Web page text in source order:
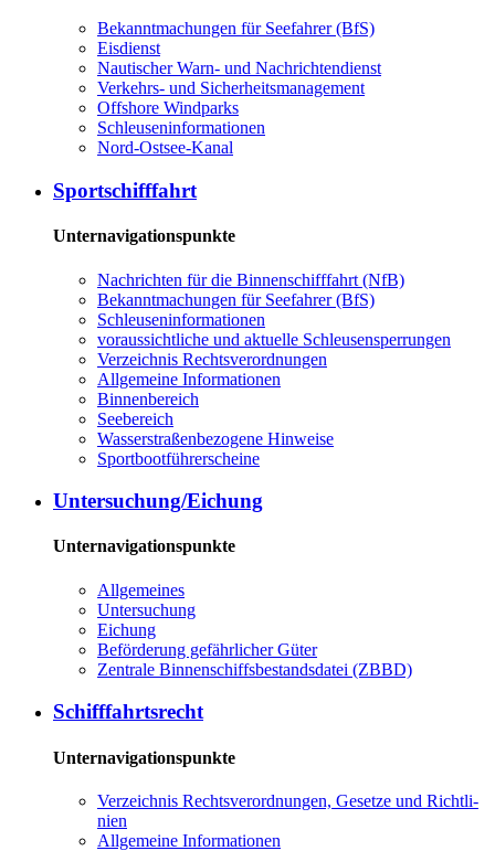
Be­kannt­ma­chun­gen für See­fah­rer (BfS)
Eis­dienst
Nau­ti­scher Warn-​ und Nach­rich­ten­dienst
Ver­kehrs-​ und Si­cher­heits­ma­na­ge­ment
Offs­ho­re Wind­parks
Schleu­sen­in­for­ma­tio­nen
Nord-​Ost­see-​Ka­nal
Sport­schiff­fahrt
Unternavigationspunkte
Nach­rich­ten für die Bin­nen­schiff­fahrt (NfB)
Be­kannt­ma­chun­gen für See­fah­rer (BfS)
Schleu­sen­in­for­ma­tio­nen
voraussichtliche und aktuelle Schleusensperrungen
Ver­zeich­nis Rechts­ver­ord­nun­gen
All­ge­mei­ne In­for­ma­tio­nen
Bin­nen­be­reich
See­be­reich
Was­ser­stra­ßen­be­zo­ge­ne Hin­wei­se
Sport­boot­füh­rer­schei­ne
Un­ter­su­chung/Ei­chung
Unternavigationspunkte
All­ge­mei­nes
Un­ter­su­chung
Ei­chung
Be­för­de­rung ge­fähr­li­cher Gü­ter
Zen­tra­le Bin­nen­schiffs­be­stands­da­tei (ZBBD)
Schiff­fahrts­recht
Unternavigationspunkte
Ver­zeich­nis Rechts­ver­ord­nun­gen, Ge­set­ze und Richt­li­
ni­en
All­ge­mei­ne In­for­ma­tio­nen